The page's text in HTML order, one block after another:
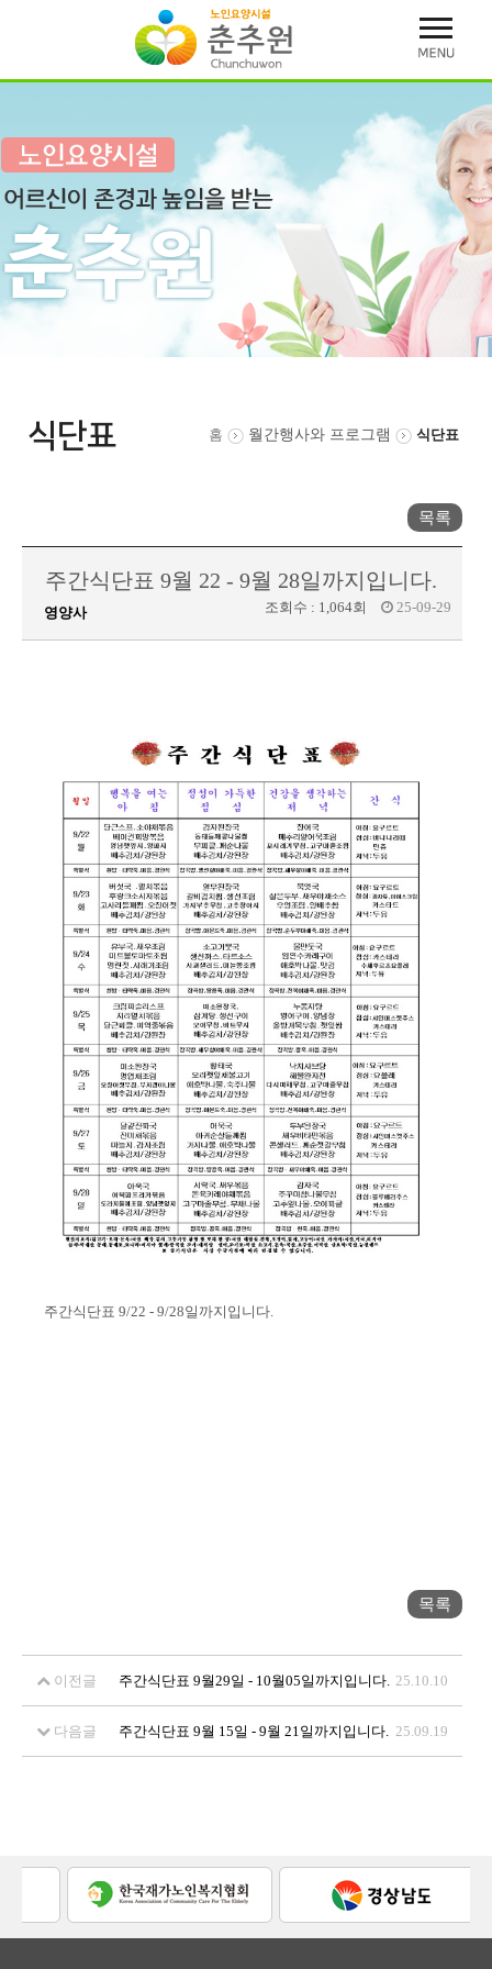
식단표 홈 월간행사와 프로그램 식단표
목록
주간식단표 9월 22 - 9월 28일까지입니다.
영양사 조회수 : 1,064회 25-09-29
주간식단표 9/22 - 9/28일까지입니다.
목록
이전글 주간식단표 9월29일 - 10월05일까지입니다. 25.10.10
다음글 주간식단표 9월 15일 - 9월 21일까지입니다. 25.09.19